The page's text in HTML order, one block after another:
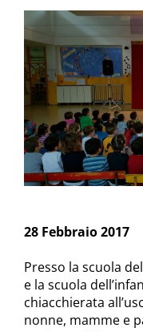
28 Febbraio 2017
Presso la scuola
e la scuola
chiacchierata
nonne, mamme e